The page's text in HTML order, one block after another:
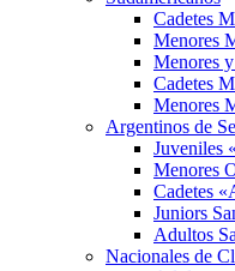
Cadetes
Menores
Menores
Cadetes
Menores
Argentinos de
Juveniles
Menores
Cadetes
Juniors
Adultos
Nacionales de